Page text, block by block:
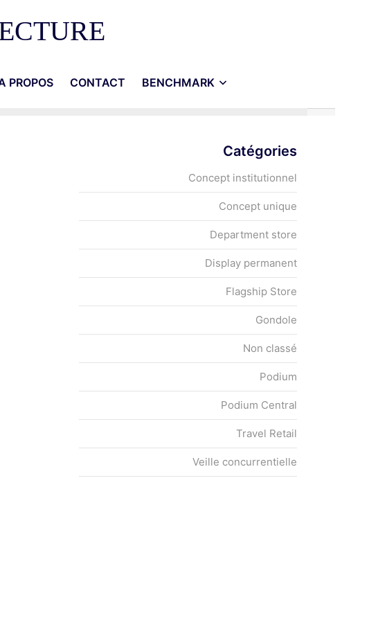
PROPOS CONTACT BENCHMARK
Catégories
Concept institutionnel
Concept unique
Department store
Display permanent
Flagship Store
Gondole
Non classé
Podium
Podium Central
Travel Retail
Veille concurrentielle